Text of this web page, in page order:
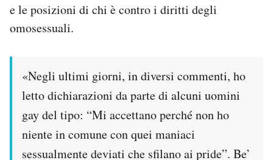
e le posizioni di chi è contro i diritti degli
omosessuali.
«Negli ultimi giorni, in diversi commenti, ho
letto dichiarazioni da parte di alcuni uomini
gay del tipo: “Mi accettano perché non ho
niente in comune con quei maniaci
sessualmente deviati che sfilano ai pride”. Be’